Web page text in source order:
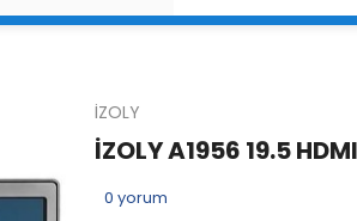
İZOLY
İZOLY A1956 19.5
0 yorum